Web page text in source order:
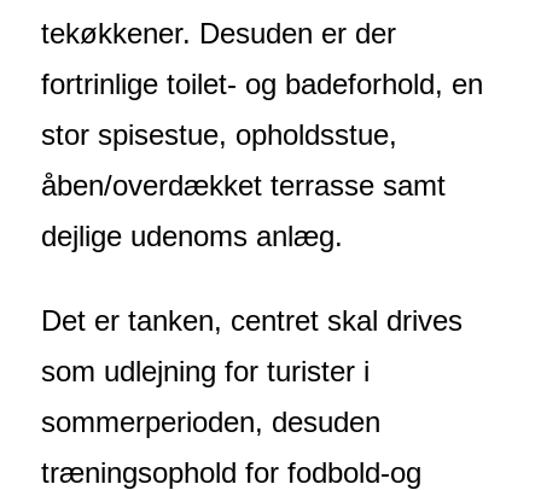
tekøkkener. Desuden er der
fortrinlige toilet- og badeforhold, en
stor spisestue, opholdsstue,
åben/overdækket terrasse samt
dejlige udenoms anlæg.
Det er tanken, centret skal drives
som udlejning for turister i
sommerperioden, desuden
træningsophold for fodbold-og